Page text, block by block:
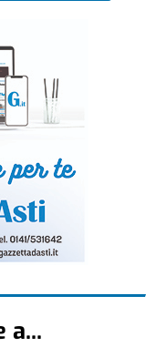
a...